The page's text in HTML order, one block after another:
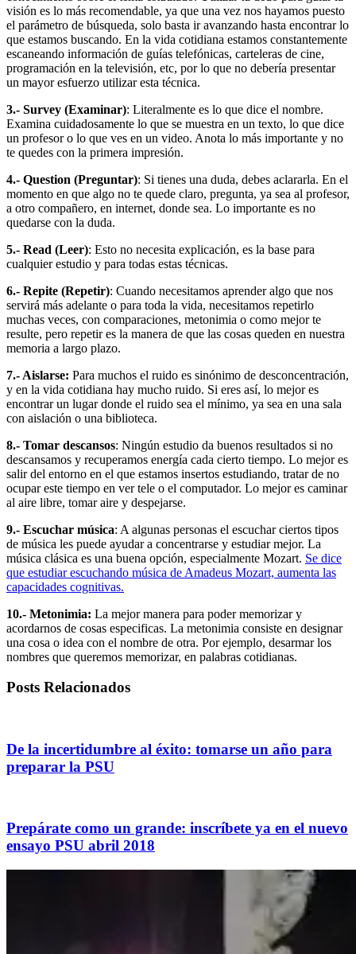
visión es lo más recomendable, ya que una vez nos hayamos puesto
el parámetro de búsqueda, solo basta ir avanzando hasta encontrar lo
que estamos buscando. En la vida cotidiana estamos constantemente
escaneando información de guías telefónicas, carteleras de cine,
programación en la televisión, etc, por lo que no debería presentar
un mayor esfuerzo utilizar esta técnica.
3.- Survey (Examinar): Literalmente es lo que dice el nombre.
Examina cuidadosamente lo que se muestra en un texto, lo que dice
un profesor o lo que ves en un video. Anota lo más importante y no
te quedes con la primera impresión.
4.- Question (Preguntar): Si tienes una duda, debes aclararla. En el
momento en que algo no te quede claro, pregunta, ya sea al profesor,
a otro compañero, en internet, donde sea. Lo importante es no
quedarse con la duda.
5.- Read (Leer): Esto no necesita explicación, es la base para
cualquier estudio y para todas estas técnicas.
6.- Repite (Repetir): Cuando necesitamos aprender algo que nos
servirá más adelante o para toda la vida, necesitamos repetirlo
muchas veces, con comparaciones, metonimia o como mejor te
resulte, pero repetir es la manera de que las cosas queden en nuestra
memoria a largo plazo.
7.- Aislarse: Para muchos el ruido es sinónimo de desconcentración,
y en la vida cotidiana hay mucho ruido. Si eres así, lo mejor es
encontrar un lugar donde el ruido sea el mínimo, ya sea en una sala
con aislación o una biblioteca.
8.- Tomar descansos: Ningún estudio da buenos resultados si no
descansamos y recuperamos energía cada cierto tiempo. Lo mejor es
salir del entorno en el que estamos insertos estudiando, tratar de no
ocupar este tiempo en ver tele o el computador. Lo mejor es caminar
al aire libre, tomar aire y despejarse.
9.- Escuchar música: A algunas personas el escuchar ciertos tipos
de música les puede ayudar a concentrarse y estudiar mejor. La
música clásica es una buena opción, especialmente Mozart. Se dice
que estudiar escuchando música de Amadeus Mozart, aumenta las
capacidades cognitivas.
10.- Metonimia: La mejor manera para poder memorizar y
acordarnos de cosas especificas. La metonimia consiste en designar
una cosa o idea con el nombre de otra. Por ejemplo, desarmar los
nombres que queremos memorizar, en palabras cotidianas.
Posts Relacionados
De la incertidumbre al éxito: tomarse un año para
preparar la PSU
Prepárate como un grande: inscríbete ya en el nuevo
ensayo PSU abril 2018